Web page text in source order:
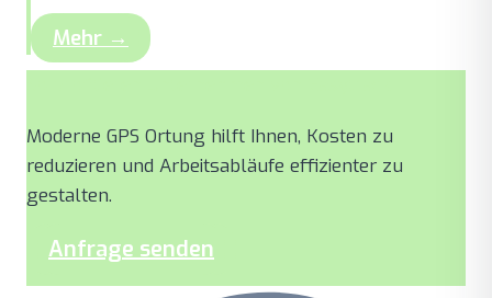
Mehr →
Moderne GPS Ortung hilft Ihnen, Kosten zu
reduzieren und Arbeitsabläufe effizienter zu
gestalten.
Anfrage senden